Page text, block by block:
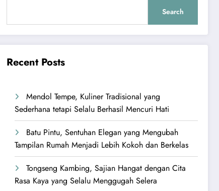
Search
Recent Posts
Mendol Tempe, Kuliner Tradisional yang
Sederhana tetapi Selalu Berhasil Mencuri Hati
Batu Pintu, Sentuhan Elegan yang Mengubah
Tampilan Rumah Menjadi Lebih Kokoh dan Berkelas
Tongseng Kambing, Sajian Hangat dengan Cita
Rasa Kaya yang Selalu Menggugah Selera